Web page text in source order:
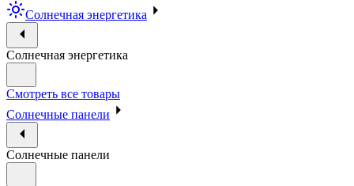
Солнечная энергетика
Солнечная энергетика
Смотреть все товары
Солнечные панели
Солнечные панели